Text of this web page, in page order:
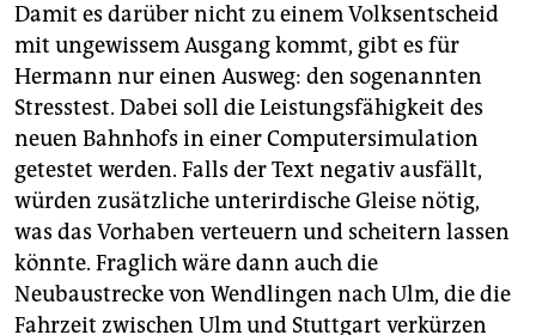
Damit es darüber nicht zu einem Volksentscheid
mit ungewissem Ausgang kommt, gibt es für
Hermann nur einen Ausweg: den sogenannten
Stresstest. Dabei soll die Leistungsfähigkeit des
neuen Bahnhofs in einer Computersimulation
getestet werden. Falls der Text negativ ausfällt,
würden zusätzliche unterirdische Gleise nötig,
was das Vorhaben verteuern und scheitern lassen
könnte. Fraglich wäre dann auch die
Neubaustrecke von Wendlingen nach Ulm, die die
Fahrzeit zwischen Ulm und Stuttgart verkürzen